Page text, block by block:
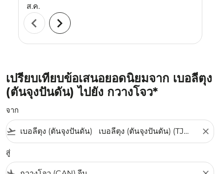
ส.ค.
chevron_left chevron_right
เปรียบเทียบข้อเสนอยอดนิยมจาก เบอลีตุง
(ตันจุงปันดัน) ไปยัง กวางโจว*
จาก
flight_takeoff close
สู่